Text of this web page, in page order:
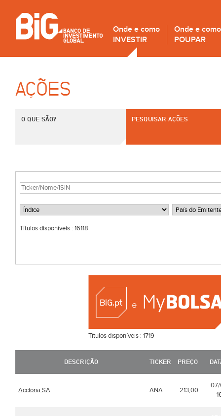
Onde e como
INVESTIR
Onde e como
POUPAR
AÇÕES
O QUE SÃO? PESQUISAR AÇÕES
Títulos disponíveis : 16118
Títulos disponíveis :1719
DESCRIÇÃO TICKER PREÇO
Acciona SA ANA 213,00